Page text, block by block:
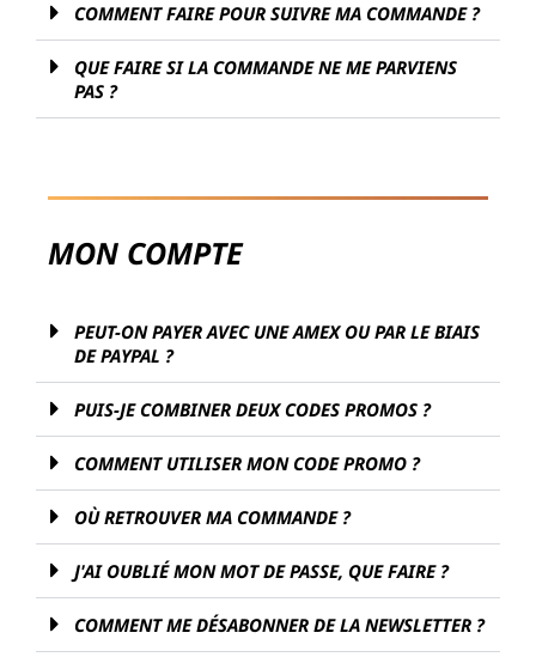
COMMENT FAIRE POUR SUIVRE MA COMMANDE ?
QUE FAIRE SI LA COMMANDE NE ME PARVIENS
PAS ?
MON COMPTE
PEUT-ON PAYER AVEC UNE AMEX OU PAR LE BIAIS
DE PAYPAL ?
PUIS-JE COMBINER DEUX CODES PROMOS ?
COMMENT UTILISER MON CODE PROMO ?
OÙ RETROUVER MA COMMANDE ?
J'AI OUBLIÉ MON MOT DE PASSE, QUE FAIRE ?
COMMENT ME DÉSABONNER DE LA NEWSLETTER ?